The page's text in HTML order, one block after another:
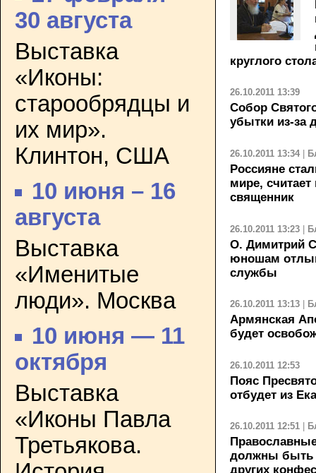
30 августа
Выставка
«Иконы:
старообрядцы и
их мир».
Клинтон, США
10 июня – 16
августа
Выставка
«Именитые
люди». Москва
10 июня — 11
октября
Выставка
«Иконы Павла
Третьякова.
круглого
26.10.2011 13:39
Собор
убытки из-за
26.10.2011 13:34
Россияне
мире,
священник
26.10.2011 13:23 |
О. Димитрий
юношам
службы
26.10.2011 13:13
Армянская
будет
26.10.2011 12:53
Пояс
отбудет из
26.10.2011 12:51
должны быть
других